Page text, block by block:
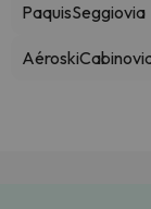
PaquisSeggiovia
Aéroski